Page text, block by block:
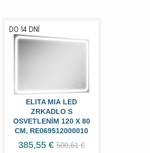
ELITA MIA LED
ZRKADLO S
OSVETLENÍM 120 X 80
CM, RE069512000010
DO 14 DNÍ
385,55 € 500,61 €